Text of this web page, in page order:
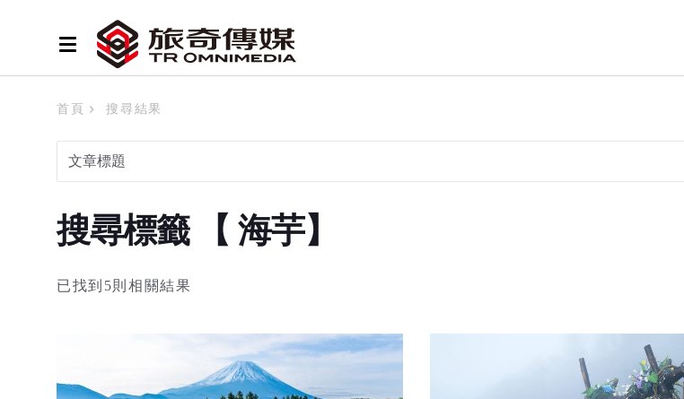
首頁 搜尋結果
搜尋標籤 【 海芋】
已找到5則相關結果